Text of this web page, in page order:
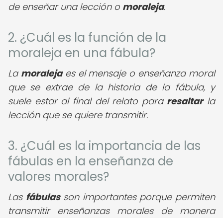
de enseñar una lección o moraleja.
2. ¿Cuál es la función de la
moraleja en una fábula?
La moralejaes el mensaje o enseñanza moral
que se extrae de la historia de la fábula, y
suele estar al final del relato para resaltarla
lección que se quiere transmitir.
3. ¿Cuál es la importancia de las
fábulas en la enseñanza de
valores morales?
Las fábulasson importantes porque permiten
transmitir enseñanzas morales de manera